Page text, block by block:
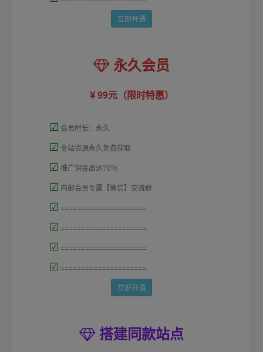
立即开通
永久会员
99元（限时特惠）
☑ 会员时长：永久
☑ 全站资源永久免费获取
☑ 推广佣金高达70％
☑ 内部会员专属【微信】交流群
☑ =====================
☑ =====================
☑ =====================
☑ =====================
立即开通
搭建同款站点